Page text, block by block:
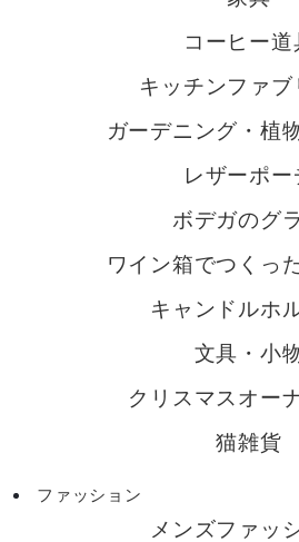
コーヒー道
キッチンファブ
ガーデニング・植
レザーポー
ボデガのグ
ワイン箱でつくっ
キャンドルホ
文具・小
クリスマスオー
猫雑貨
ファッション
メンズファッ